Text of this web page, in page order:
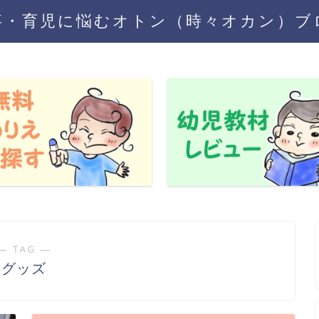
・育児に悩むオトン（時々オカン）ブ
TAG ―
グッズ